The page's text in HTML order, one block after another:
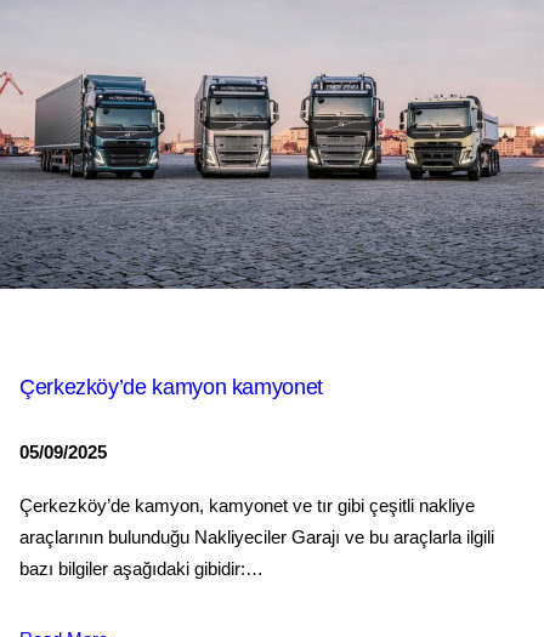
Çerkezköy’de kamyon kamyonet
05/09/2025
Çerkezköy’de kamyon, kamyonet ve tır gibi çeşitli nakliye
araçlarının bulunduğu Nakliyeciler Garajı ve bu araçlarla ilgili
bazı bilgiler aşağıdaki gibidir:…